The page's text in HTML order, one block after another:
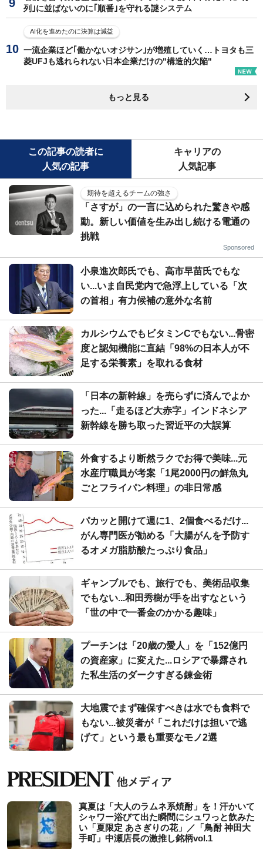
列｣に並ばないのに｢順番｣を守れる謎システム
AI化を進めたのに決算は減益
一流企業ほど｢働かないオジサン｣が増殖していく…トヨタも三
菱UFJも逃れられない日本企業だけの"構造的欠陥"
もっと見る
この記事の読者に
人気の記事
キャリアの
人気記事
期待を超えるチームの強さ
「さすが」の一言に込められた驚きや感
動。新しい価値を生み出し続ける電通の
挑戦
Sponsored
小泉進次郎氏でも、高市早苗氏でもな
い...いま自民党内で急浮上している「次
の首相」有力候補の意外な名前
カルシウムでもビタミンCでもない...骨密
度と認知機能に直結「98%の日本人が不
足する栄養素」を取れる食材
「日本の新幹線」を売らずに済んでよか
った...「走るほど大赤字」インドネシア
新幹線を勝ち取った習近平の大誤算
外食するより断然ラクでお得で美味...元
水産庁職員が考案「1尾2000円の鮮魚丸
ごとフライパン料理」の非日常感
パカッと開けて週に1、2個食べるだけ...
がん専門医が勧める「大腸がんを予防す
るオメガ脂肪酸たっぷり食品」
ギャンブルでも、旅行でも、美術品収集
でもない...和田秀樹が手を出すなという
「世の中で一番金のかかる趣味」
プーチンは「20歳の愛人」を「152億円
の資産家」に変えた...ロシアで暴露され
た私生活のダークすぎる錬金術
大地震でまず確保すべきは水でも食料で
もない...被災者が「これだけは担いで逃
げて」という最も重要なモノ2選
真夏は「大人のラムネ系焼酎」を！汗かいて
シャワー浴びて出た瞬間にシュワっと飲みた
い「夏限定 あさぎりの花」／「鳥酎 神田大
手町」中瀬店長の激推し銘柄vol.1